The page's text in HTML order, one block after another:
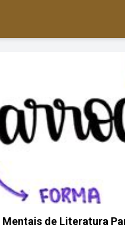
de Literatura